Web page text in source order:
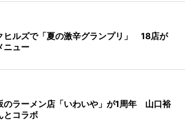
ヒルズで「夏の激辛グランプリ」 18店が
ニュー
のラーメン店「いわいや」が1周年 山口裕
とコラボ